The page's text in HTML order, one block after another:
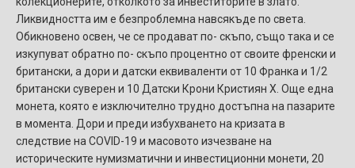
Ликвидността им е безпроблемна навсякъде по света.
Обикновено освен, че се продават по- скъпо, също така и се
изкупуват обратно по- скъпо процентно от своите френски и
британски, а дори и датски еквиваленти от 10 Франка и 1/2
британски суверен и 10 Датски Крони Кристиян X. Още една
монета, която е изключително трудно достъпна на пазарите
в момента. Дори и преди избухването на кризата в
следствие на COVID-19 и масовото изчезване на
историческите нумизматични и инвестиционни монети, 20